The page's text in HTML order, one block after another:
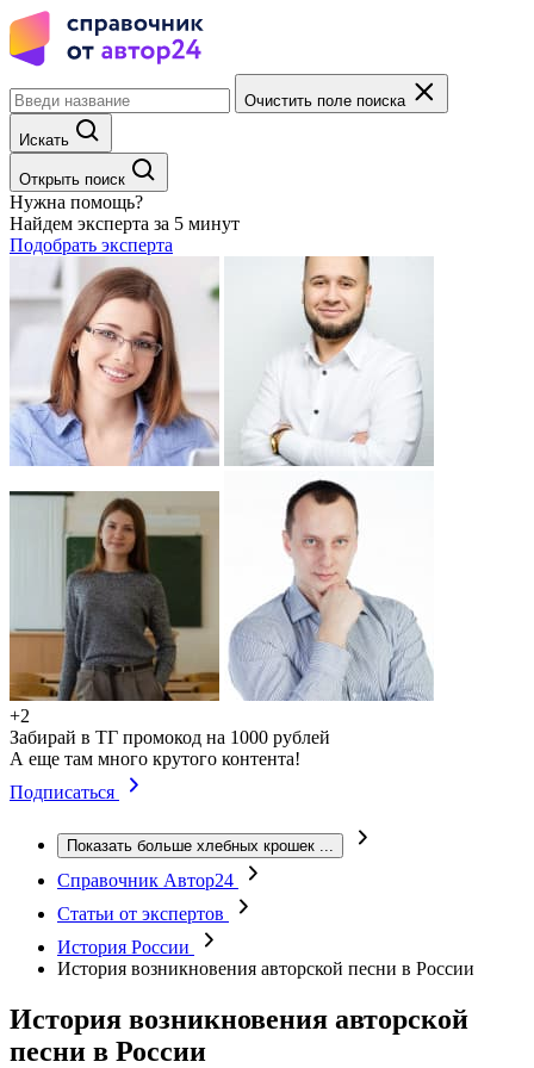
Очистить поле поиска
Искать
Открыть поиск
Нужна помощь?
Найдем эксперта за 5 минут
Подобрать эксперта
+2
Забирай в ТГ промокод на 1000 рублей
А еще там много крутого контента!
Подписаться
Показать больше хлебных крошек ...
Справочник Автор24
Статьи от экспертов
История России
История возникновения авторской песни в России
История возникновения авторской
песни в России